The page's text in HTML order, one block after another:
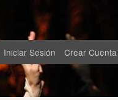
Iniciar Sesión Crear Cuenta